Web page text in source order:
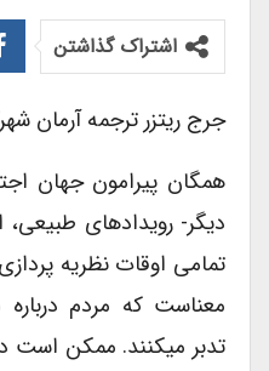
اشتراک گذاشتن
جرج ریتزر ترجمه آرمان
همگان پیرامون جهان
دیگر- رویدادهای طبیعی،
تمامی اوقات نظریه پردازی
معناست که مردم
تدبر میکنند. ممکن است